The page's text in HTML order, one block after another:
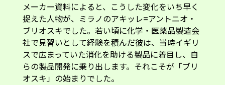
メーカー資料によると、こうした変化をいち早く
捉えた人物が、ミラノのアキッレ=アントニオ・
ブリオスキでした。若い頃に化学・医薬品製造会
社で見習いとして経験を積んだ彼は、当時イギリ
スで広まっていた消化を助ける製品に着目し、自
らの製品開発に乗り出します。それこそが「ブリ
オスキ」の始まりでした。